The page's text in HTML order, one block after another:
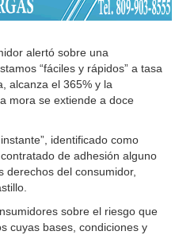
alertó sobre una
“fáciles y rápidos” a tasa
alcanza el 365% y la
mora se extiende a doce
identificado como
de adhesión alguno
derechos del consumidor,
sobre el riesgo que
cuyas bases, condiciones y